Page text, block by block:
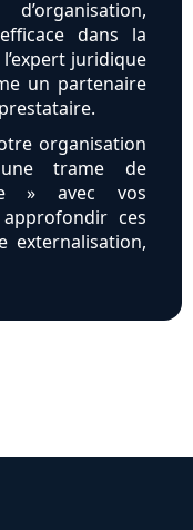
dans la
juridique
un partenaire
organisation
trame de
» avec vos
ces
externalisation,